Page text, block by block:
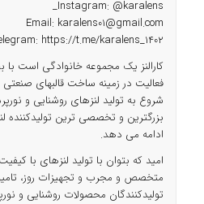
Instagram: @karalens
_
Email: karalens01@gmail.com
https://t.me/karalens_1402
شروع به تولید لنزهای روشنایی و
بزرگترین و تخصصی ترین تولیدکننده
ادامه می دهد.
امید که بتوان با تولید لنزهای با
متخصص و مجرب و تجهیزات روز،
تولیدکنندگان محصولات روشنایی و